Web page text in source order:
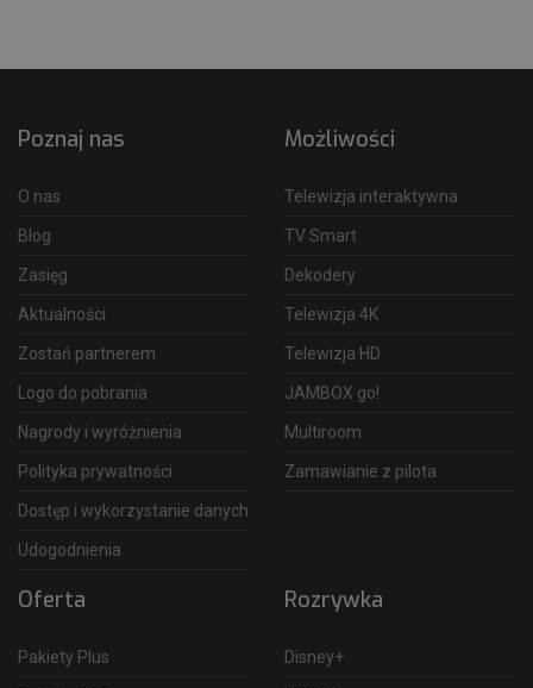
Poznaj nas
O nas
Blog
Zasięg
Aktualności
Zostań partnerem
Logo do pobrania
Nagrody i wyróżnienia
Polityka prywatności
Dostęp i wykorzystanie danych
Udogodnienia
Możliwości
Telewizja interaktywna
TV Smart
Dekodery
Telewizja 4K
Telewizja HD
JAMBOX go!
Multiroom
Zamawianie z pilota
Oferta
Pakiety Plus
Rozrywka
Disney+